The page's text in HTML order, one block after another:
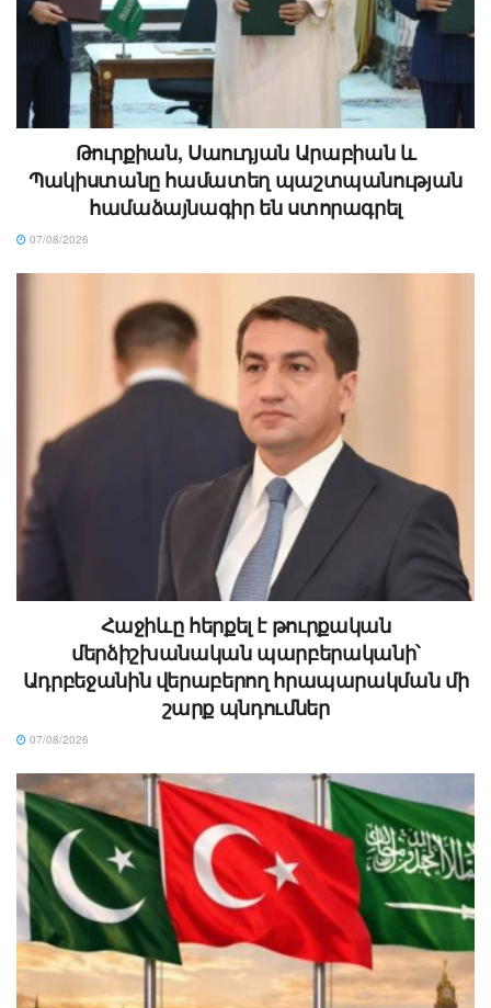
Թուրքիան, Սաուդյան Արաբիան և
Պակիստանը համատեղ պաշտպանության
համաձայնագիր են ստորագրել
07/08/2026
Հաջիևը հերքել է թուրքական
մերձիշխանական պարբերականի՝
Ադրբեջանին վերաբերող հրապարակման մի
շարք պնդումներ
07/08/2026